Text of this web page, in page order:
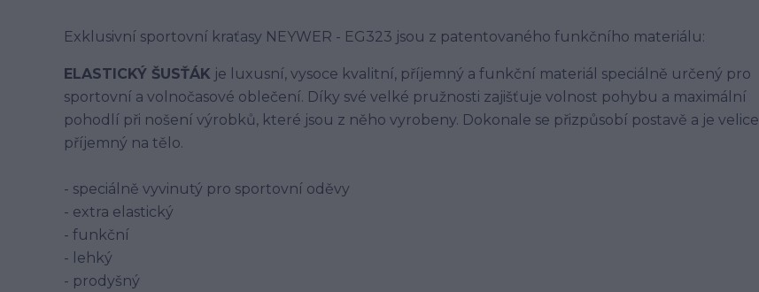
Exklusivní sportovní kraťasy NEYWER - EG323 jsou z patentovaného funkčního materiálu:
ELASTICKÝ ŠUSŤÁK je luxusní, vysoce kvalitní, příjemný a funkční materiál speciálně určený pro
sportovní a volnočasové oblečení. Díky své velké pružnosti zajišťuje volnost pohybu a maximální
pohodlí při nošení výrobků, které jsou z něho vyrobeny. Dokonale se přizpůsobí postavě a je velice
příjemný na tělo.
- speciálně vyvinutý pro sportovní oděvy
- extra elastický
- funkční
- lehký
- prodyšný